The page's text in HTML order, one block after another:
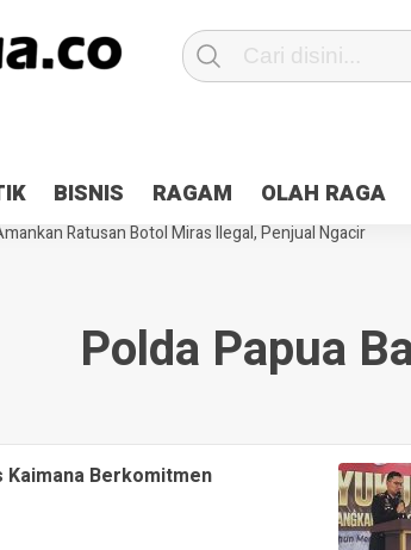
BISNIS RAGAM OLAH RAGA
2×24 jam di Kota Jayapura
Pesan Sejuk Polri
Terbakar
Hibah Pilkada Jayapura Cair 10
Ratusan Botol Miras Ilegal, Penjual Ngacir
Polda Papua
Kaimana Berkomitmen